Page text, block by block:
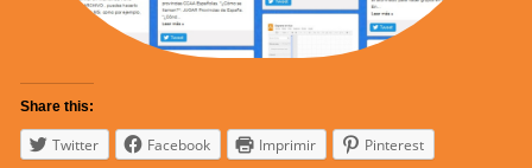
Share this:
Twitter Facebook Imprimir Pinterest